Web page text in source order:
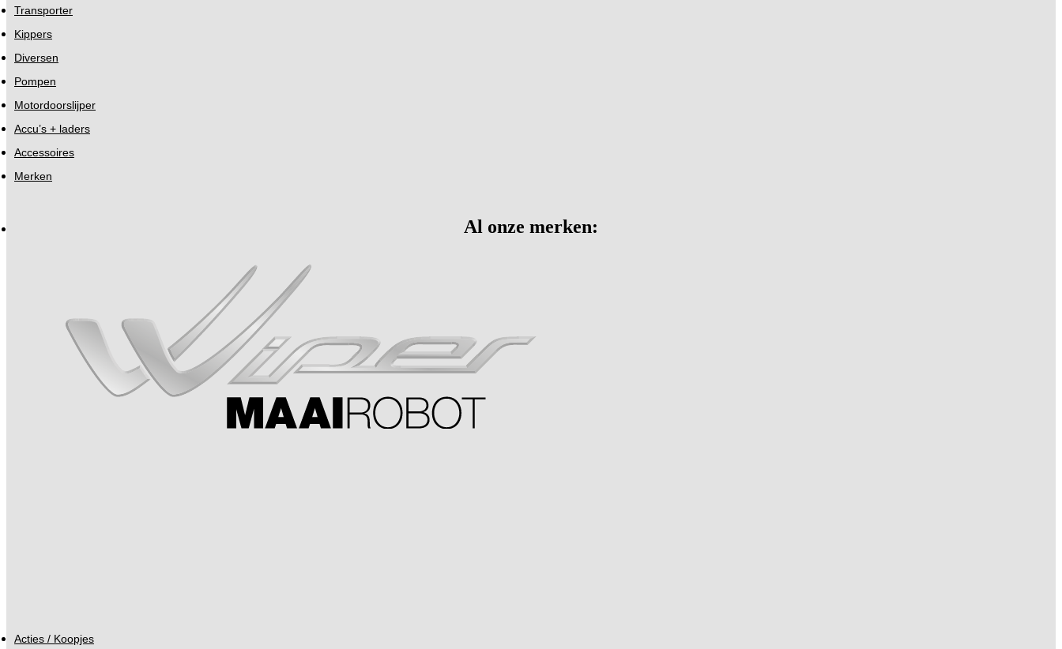
Transporter
Kippers
Diversen
Pompen
Motordoorslijper
Accu’s + laders
Accessoires
Merken
Al onze merken:
Acties / Koopjes